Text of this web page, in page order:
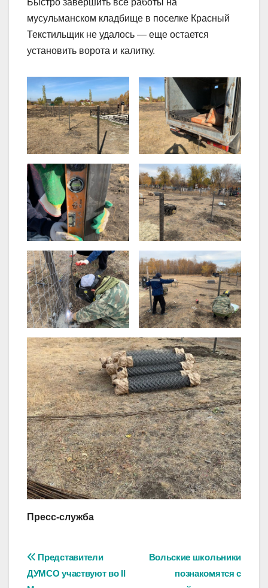
Быстро завершить все работы на
мусульманском кладбище в поселке Красный
Текстильщик не удалось — еще остается
установить ворота и калитку.
Пресс-служба
Навигация
Вольские школьники
познакомятся с
Представители
ДУМСО участвуют во II